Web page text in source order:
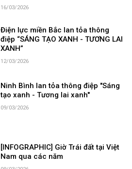
16/03/2026
Điện lực miền Bắc lan tỏa thông
điệp “SÁNG TẠO XANH - TƯƠNG LAI
XANH”
12/03/2026
Ninh Bình lan tỏa thông điệp "Sáng
tạo xanh - Tương lai xanh"
09/03/2026
[INFOGRAPHIC] Giờ Trái đất tại Việt
Nam qua các năm